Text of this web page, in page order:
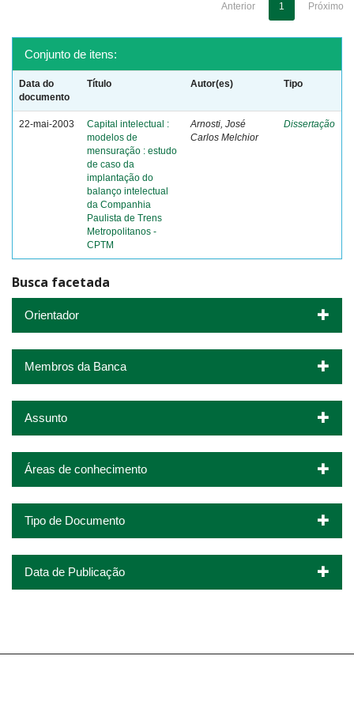
Anterior 1 Próximo
Conjunto de itens:
Data do
documento
Título Autor(es) Tipo
22-mai-2003
Capital intelectual :
modelos de
mensuração : estudo
de caso da
implantação do
balanço intelectual
da Companhia
Paulista de Trens
Metropolitanos -
CPTM
Arnosti, José
Carlos Melchior
Dissertação
Busca facetada
Orientador
Membros da Banca
Assunto
Áreas de conhecimento
Tipo de Documento
Data de Publicação